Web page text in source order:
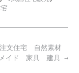
文住宅 自然素材
メイド 家具 建具 →